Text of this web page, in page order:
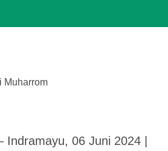
Muharrom
06 Juni 2024 |